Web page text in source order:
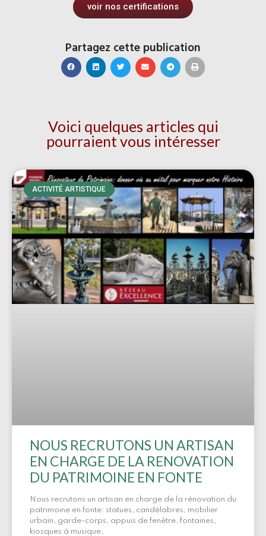
voir nos certifications
Partagez cette publication
Voici quelques articles qui
pourraient vous intéresser
ACTIVITÉ ARTISTIQUE
NOUS RECRUTONS UN ARTISAN
EN CHARGE DE LA RENOVATION
DU PATRIMOINE EN FONTE
Nous recrutons un artisan en charge de la rénovation du
patrimoine en fonte: statues, candélabres, mobilier
urbain, garde-corps, appuis de fenêtre, fontaines,
kiosques à musique,